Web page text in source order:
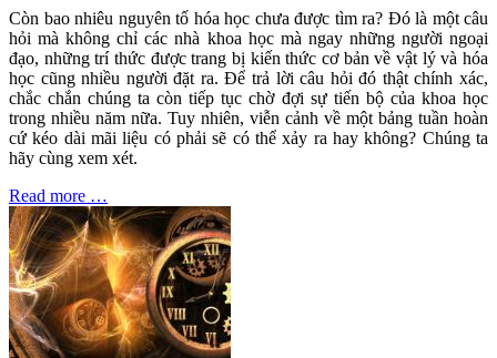
Còn bao nhiêu nguyên tố hóa học chưa được tìm ra? Đó là một câu
hỏi mà không chỉ các nhà khoa học mà ngay những người ngoại
đạo, những trí thức được trang bị kiến thức cơ bản về vật lý và hóa
học cũng nhiều người đặt ra. Để trả lời câu hỏi đó thật chính xác,
chắc chắn chúng ta còn tiếp tục chờ đợi sự tiến bộ của khoa học
trong nhiều năm nữa. Tuy nhiên, viễn cảnh về một bảng tuần hoàn
cứ kéo dài mãi liệu có phải sẽ có thể xảy ra hay không? Chúng ta
hãy cùng xem xét.
Read more …